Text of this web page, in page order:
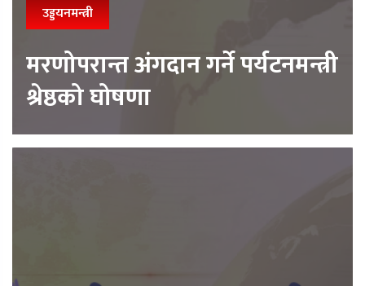
उड्डयनमन्त्री
मरणोपरान्त अंगदान गर्ने पर्यटनमन्त्री
श्रेष्ठको घोषणा